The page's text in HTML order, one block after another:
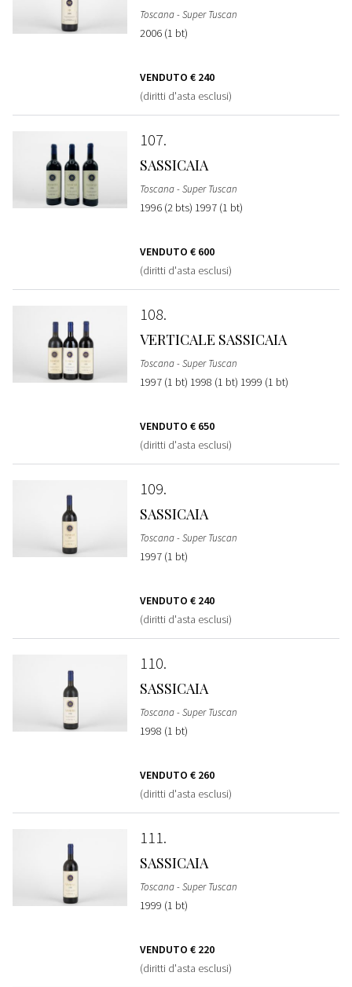
Toscana - Super Tuscan
2006 (1 bt)
VENDUTO € 240
(diritti d'asta esclusi)
107
SASSICAIA
Toscana - Super Tuscan
1996 (2 bts) 1997 (1 bt)
VENDUTO € 600
(diritti d'asta esclusi)
108
VERTICALE SASSICAIA
Toscana - Super Tuscan
1997 (1 bt) 1998 (1 bt) 1999 (1 bt)
VENDUTO € 650
(diritti d'asta esclusi)
109
SASSICAIA
Toscana - Super Tuscan
1997 (1 bt)
VENDUTO € 240
(diritti d'asta esclusi)
110
SASSICAIA
Toscana - Super Tuscan
1998 (1 bt)
VENDUTO € 260
(diritti d'asta esclusi)
111
SASSICAIA
Toscana - Super Tuscan
1999 (1 bt)
VENDUTO € 220
(diritti d'asta esclusi)